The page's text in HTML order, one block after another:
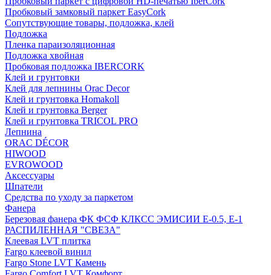
Пробковый замковый паркет EasyCork
Сопутствующие товары, подложка, клей
Подложка
Пленка параизоляционная
Подложка хвойная
Пробковая подложка IBERCORK
Клей и грунтовки
Клей для лепнины Orac Decor
Клей и грунтовка Homakoll
Клей и грунтовка Berger
Клей и грунтовка TRICOL PRO
Лепнина
ORAC DÉCOR
HIWOOD
EVROWOOD
Аксессуары
Шпатели
Средства по уходу за паркетом
Фанера
Березовая фанера ФК ФСФ КЛКСС ЭМИСИИ Е-0.5, Е-1
РАСПИЛЕННАЯ "СВЕЗА"
Клеевая LVT плитка
Fargo клеевой винил
Fargo Stone LVT Камень